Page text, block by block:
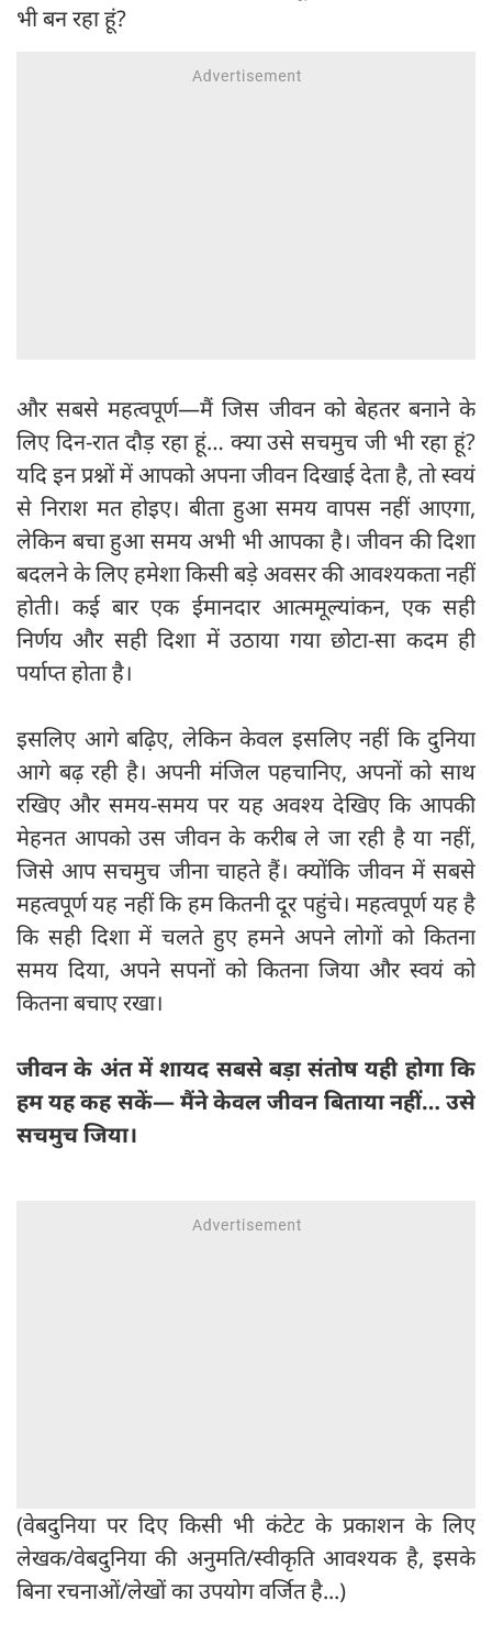
भी बन रहा हूं?
और सबसे महत्वपूर्ण—मैं जिस जीवन को बेहतर बनाने के
लिए दिन-रात दौड़ रहा हूं… क्या उसे सचमुच जी भी रहा हूं?
यदि इन प्रश्नों में आपको अपना जीवन दिखाई देता है, तो स्वयं
से निराश मत होइए। बीता हुआ समय वापस नहीं आएगा,
लेकिन बचा हुआ समय अभी भी आपका है। जीवन की दिशा
बदलने के लिए हमेशा किसी बड़े अवसर की आवश्यकता नहीं
होती। कई बार एक ईमानदार आत्ममूल्यांकन, एक सही
निर्णय और सही दिशा में उठाया गया छोटा-सा कदम ही
पर्याप्त होता है।
इसलिए आगे बढ़िए, लेकिन केवल इसलिए नहीं कि दुनिया
आगे बढ़ रही है। अपनी मंजिल पहचानिए, अपनों को साथ
रखिए और समय-समय पर यह अवश्य देखिए कि आपकी
मेहनत आपको उस जीवन के करीब ले जा रही है या नहीं,
जिसे आप सचमुच जीना चाहते हैं। क्योंकि जीवन में सबसे
महत्वपूर्ण यह नहीं कि हम कितनी दूर पहुंचे। महत्वपूर्ण यह है
कि सही दिशा में चलते हुए हमने अपने लोगों को कितना
समय दिया, अपने सपनों को कितना जिया और स्वयं को
कितना बचाए रखा।
जीवन के अंत में शायद सबसे बड़ा संतोष यही होगा कि
हम यह कह सकें— मैंने केवल जीवन बिताया नहीं… उसे
सचमुच जिया।
(वेबदुनिया पर दिए किसी भी कंटेट के प्रकाशन के लिए
लेखक/वेबदुनिया की अनुमति/स्वीकृति आवश्यक है, इसके
बिना रचनाओं/लेखों का उपयोग वर्जित है...)